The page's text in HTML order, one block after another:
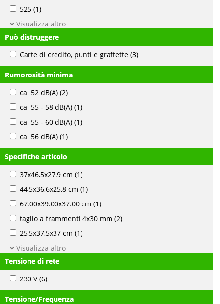
525 (1)
Visualizza altro
Può distruggere
Carte di credito, punti e graffette (3)
Rumorosità minima
ca. 52 dB(A) (2)
ca. 55 - 58 dB(A) (1)
ca. 55 - 60 dB(A) (1)
ca. 56 dB(A) (1)
Specifiche articolo
37x46,5x27,9 cm (1)
44,5x36,6x25,8 cm (1)
67.00x39.00x37.00 cm (1)
taglio a frammenti 4x30 mm (2)
25,5x37,5x37 cm (1)
Visualizza altro
Tensione di rete
230 V(6)
Tensione/Frequenza